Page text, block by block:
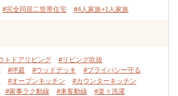
#完全同居二世帯住宅 #4人家族+1人家族
トドアリビング
#リビング吹抜
#坪庭 #ウッドデッキ
#プライバシー守る
#オープンキッチン
#カウンターキッチン
#家事ラク動線 #来客動線
#楽々洗濯